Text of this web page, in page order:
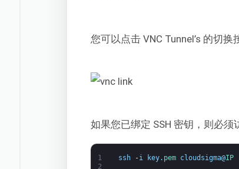
您可以点击 VNC Tunnel’s 的切
如果您已绑定 SSH 密钥，则必须
1
2
ssh -i key. pem cloudsigma@IP